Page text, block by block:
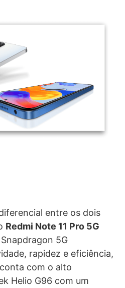
entre os dois
Redmi Note 11 Pro 5G
5G
rapidez e eficiência,
conta com o alto
Helio G96 com um